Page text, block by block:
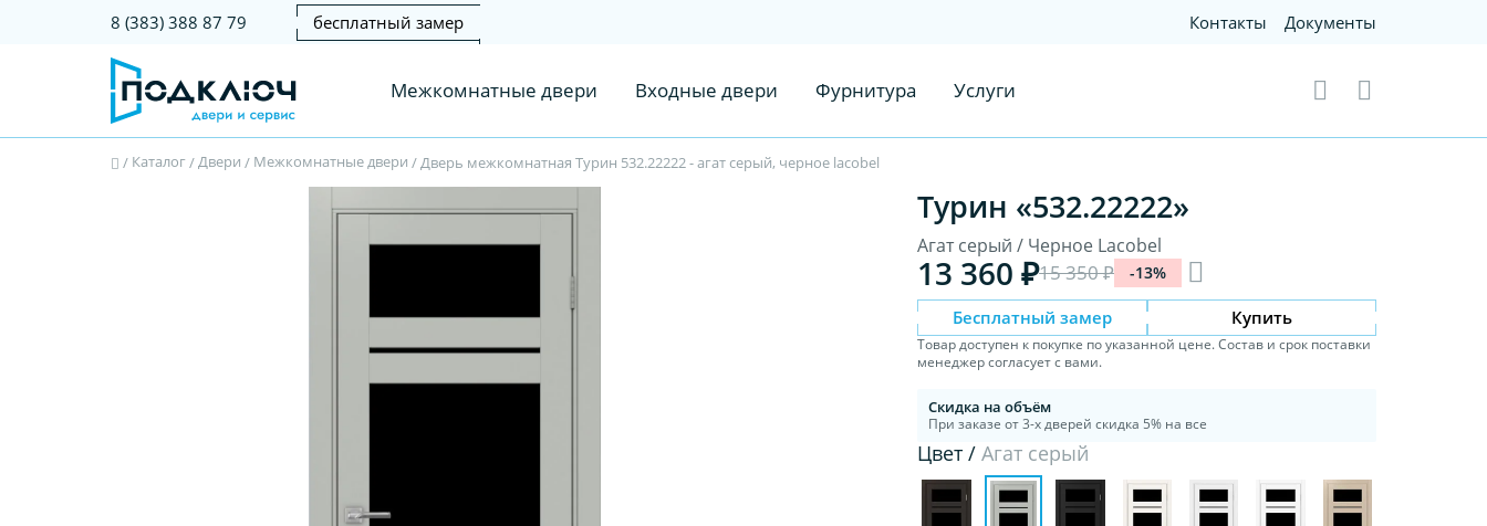
8 (383) 388 87 79 бесплатный замер Контакты Документы
Межкомнатные двери Входные двери Фурнитура Услуги
/ Каталог/Двери / Межкомнатные двери /Дверь межкомнатная Турин 532.22222 - агат серый, черное lacobel
Турин «532.22222»
Агат серый / Черное Lacobel
13 360 ₽15 350 ₽ -13%
Бесплатный замер Купить
Товар доступен к покупке по указанной цене. Состав и срок поставки
менеджер согласует с вами.
Скидка на объём
При заказе от 3-х дверей скидка 5% на все
Цвет /Агат серый